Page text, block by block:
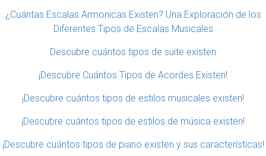
¿Cuántas Escalas Armonicas Existen? Una Exploración de los
Diferentes Tipos de Escalas Musicales
Descubre cuántos tipos de suite existen
¡Descubre Cuántos Tipos de Acordes Existen!
¡Descubre cuántos tipos de estilos musicales existen!
¡Descubre cuántos tipos de estilos de música existen!
¡Descubre cuántos tipos de piano existen y sus características!